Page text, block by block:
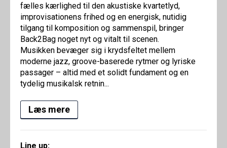
fælles kærlighed til den akustiske kvartetlyd,
improvisationens frihed og en energisk, nutidig
tilgang til komposition og sammenspil, bringer
Back2Bag noget nyt og vitalt til scenen.
Musikken bevæger sig i krydsfeltet mellem
moderne jazz, groove-baserede rytmer og lyriske
passager – altid med et solidt fundament og en
tydelig musikalsk retnin...
Læs mere
Line up: